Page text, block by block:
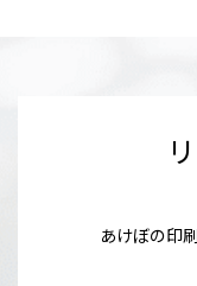
あけぼの印